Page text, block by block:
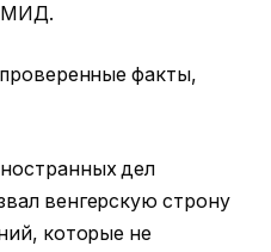
МИД.
факты,
дел
венгерскую строну
которые не